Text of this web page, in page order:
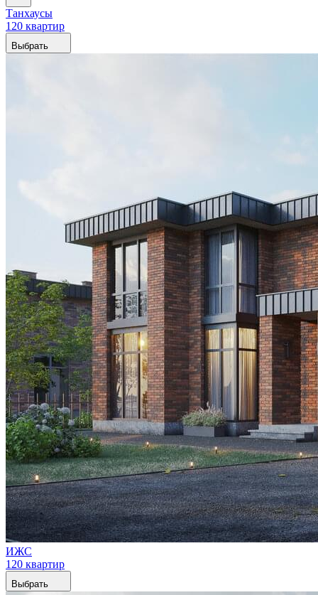
Танхаусы
120 квартир
Выбрать
ИЖС
120 квартир
Выбрать